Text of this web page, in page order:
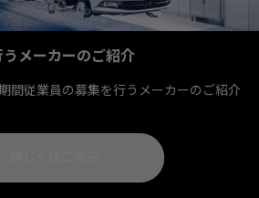
メーカーのご紹介
間従業員の募集を行うメーカーのご紹介